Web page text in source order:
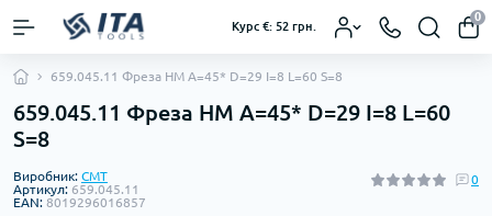
Курс €: 52 грн.
0
659.045.11 Фреза HM A=45* D=29 I=8 L=60 S=8
659.045.11 Фреза HM A=45* D=29 I=8 L=60
S=8
Виробник: CMT
Артикул: 659.045.11
EAN: 8019296016857
0